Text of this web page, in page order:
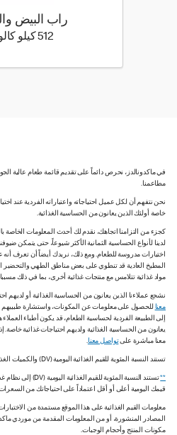
راب البيض
512 كيلو كالوري
في ماكدونالدز، نحرص دائماً على تقديم قائمة طعام عالية
مطاعمنا.
نحن نتفهم أن لكل عميل احتياجاته واعتباراته الفردية عند
خاصة أولئك الذين يعانون من الحساسية الغذائية.
كجزء من التزامنا اتجاهك، نقدم لك أحدث المعلومات الخاصة
لدينا لأنواع الحساسية الثمانية الأكثر شيوعاً، حتى يتمكن
اختيارات مدروسة للطعام. ومع ذلك، نريدك أيضاً أن تعرف أنه
المطبخ العادية قد تنطوي على بعض مناطق الطهي والتحضير
مواد غذائية تتلامس مع منتجات غذائية أخرى، بما في ذلك
نشجع عملاءنا الذين يعانون من الحساسية الغذائية أو لديهم
معنا للحصول على معلومات عن المكونات، واستشارة طبيبهم
إلى الطبيعة الفردية لحساسية الطعام، قد يكون أطباء
يعانون من الحساسية الغذائية ولديهم احتياجات غذائية
معنا مباشرة علىتواصل معنا.
تستند النسبة المئوية للقيم الغذائية اليومية (DV) والكميات الغذائية الموصى بها RDIs إلى القيم غير المقيدة.
**
قيمك اليومية أعلى أو أقل اعتماداً على احتياجاتك من
معلومات القيم الغذائية على هذا الموقع مستمدة من
المصادر المنشورة، أو من المعلومات المقدمة من موردي
مكونات المنتج وأحجام الوجبات.